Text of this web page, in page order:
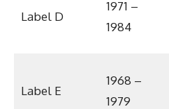
Label D
1971 –
1984
Label E
1968 –
1979